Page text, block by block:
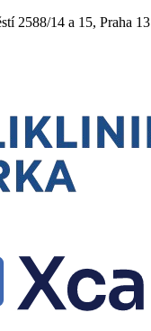
2588/14 a 15, Praha 13